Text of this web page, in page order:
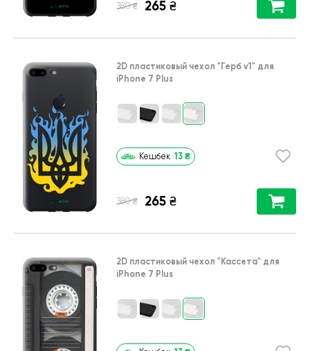
380 ₴ 265 ₴
2D пластиковый чехол "Герб v1" для
iPhone 7 Plus
Кешбек 13 ₴
380 ₴ 265 ₴
2D пластиковый чехол "Кассета" для
iPhone 7 Plus